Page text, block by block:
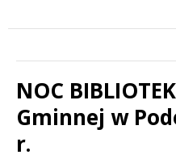
NOC
Gminnej w
r.